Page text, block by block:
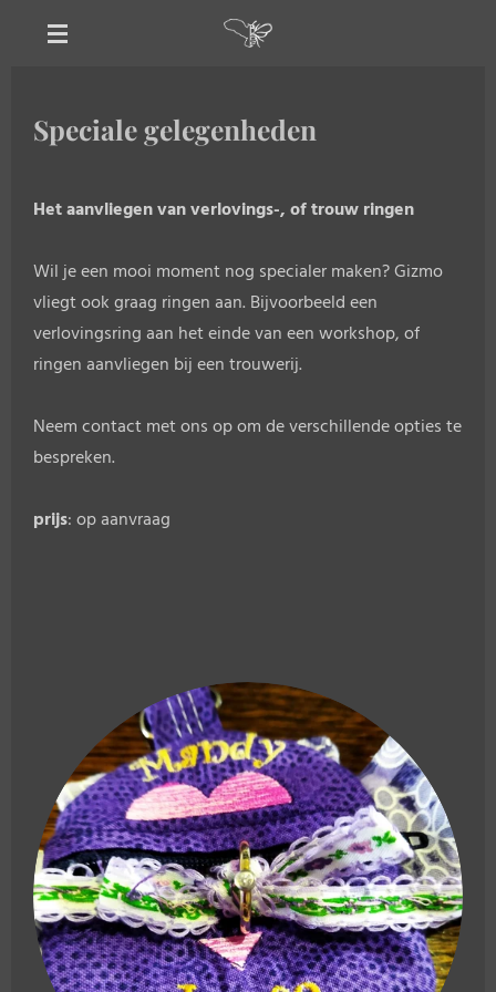
hoofdinhoud
Speciale gelegenheden
Het aanvliegen van verlovings-, of trouw ringen
Wil je een mooi moment nog specialer maken? Gizmo
vliegt ook graag ringen aan. Bijvoorbeeld een
verlovingsring aan het einde van een workshop, of
ringen aanvliegen bij een trouwerij.
Neem contact met ons op om de verschillende opties te
bespreken.
prijs: op aanvraag